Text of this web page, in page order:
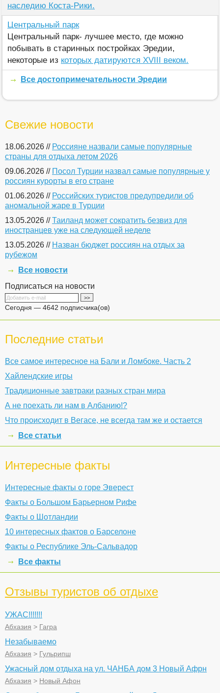
наследию Коста-Рики.
Центральный парк
Центральный парк- лучшее место, где можно
побывать в старинных постройках Эредии,
некоторые из которых датируются XVIII веком.
Все достопримечательности Эредии
Свежие новости
18.06.2026 // Россияне назвали самые популярные
страны для отдыха летом 2026
09.06.2026 // Посол Турции назвал самые популярные у
россиян курорты в его стране
01.06.2026 // Российских туристов предупредили об
аномальной жаре в Турции
13.05.2026 //Таиланд может сократить безвиз для
иностранцев уже на следующей неделе
13.05.2026 // Назван бюджет россиян на отдых за
рубежом
Все новости
Подписаться на новости
Сегодня — 4642 подписчика(ов)
Последние статьи
Все самое интересное на Бали и Ломбоке. Часть 2
Хайлендские игры
Традиционные завтраки разных стран мира
А не поехать ли нам в Албанию!?
Что происходит в Вегасе, не всегда там же и остается
Все статьи
Интересные факты
Интересные факты о горе Эверест
Факты о Большом Барьерном Рифе
Факты о Шотландии
10 интересных фактов о Барселоне
Факты о Республике Эль-Сальвадор
Все факты
Отзывы туристов об отдыхе
УЖАС!!!!!!!
Абхазия > Гагра
Незабываемо
Абхазия > Гульрипш
Ужасный дом отдыха на ул. ЧАНБА дом 3 Новый Афрн
Абхазия > Новый Афон